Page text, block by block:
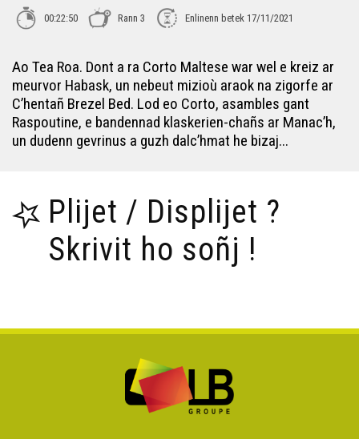
00:22:50 Rann 3 Enlinenn betek 17/11/2021
Ao Tea Roa. Dont a ra Corto Maltese war wel e kreiz ar
meurvor Habask, un nebeut mizioù araok na zigorfe ar
C’hentañ Brezel Bed. Lod eo Corto, asambles gant
Raspoutine, e bandennad klaskerien-chañs ar Manac’h,
un dudenn gevrinus a guzh dalc’hmat he bizaj...
Plijet / Displijet ?
Skrivit ho soñj !